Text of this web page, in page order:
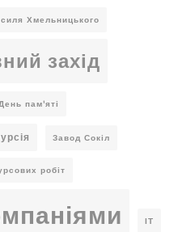
Хмельницького
захід
пам'яті
Завод Сокіл
робіт
ІТ